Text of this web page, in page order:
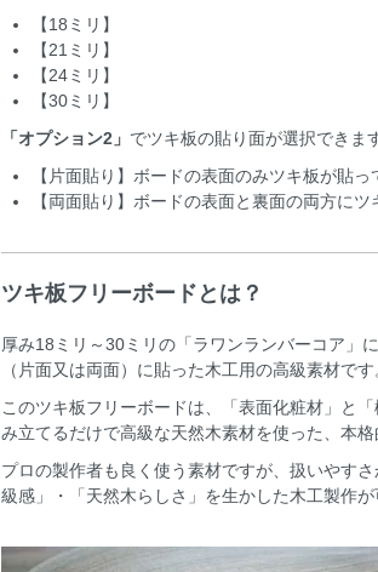
【18ミリ】
【21ミリ】
【24ミリ】
【30ミリ】
「オプション2」 でツキ板の貼り面が選択できま
【片面貼り】ボードの表面のみツキ板が貼
【両面貼り】ボードの表面と裏面の両方にツ
ツキ板フリーボードとは？
厚み18ミリ～30ミリの「ラワンランバーコア」
（片面又は両面）に貼った木工用の高級素材です
このツキ板フリーボードは、「表面化粧材」と
み立てるだけで高級な天然木素材を使った、本格
プロの製作者も良く使う素材ですが、扱いやす
級感」・「天然木らしさ」を生かした木工製作が